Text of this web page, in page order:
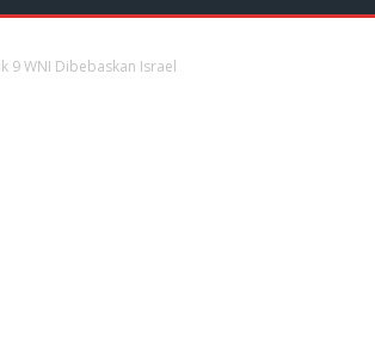
9 WNI Dibebaskan Israel